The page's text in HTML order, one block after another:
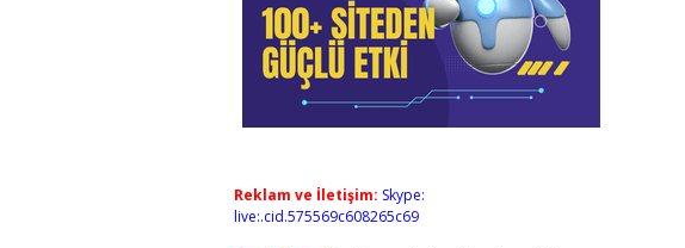
Reklam ve İletişim: Skype:
live:.cid.575569c608265c69